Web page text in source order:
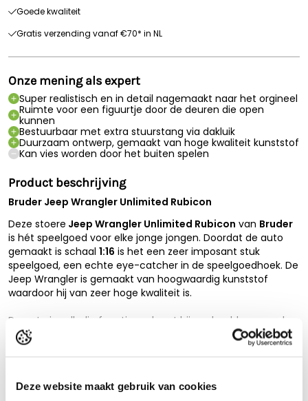
Deze website maakt gebruik van cookies
Goede kwaliteit
Gratis verzending vanaf €70* in NL
Onze mening als expert
Super realistisch en in detail nagemaakt naar het orgineel
Ruimte voor een figuurtje door de deuren die open
kunnen
Bestuurbaar met extra stuurstang via dakluik
Duurzaam ontwerp, gemaakt van hoge kwaliteit kunststof
Kan vies worden door het buiten spelen
Product beschrijving
Bruder Jeep Wrangler Unlimited Rubicon
Deze stoere Jeep Wrangler Unlimited Rubicon van Bruder
is hét speelgoed voor elke jonge jongen. Doordat de auto
gemaakt is schaal 1:16 is het een zeer imposant stuk
speelgoed, een echte eye-catcher in de speelgoedhoek. De
Jeep Wrangler is gemaakt van hoogwaardig kunststof
waardoor hij van zeer hoge kwaliteit is.
De auto is volledig functioneel met bijvoorbeeld openende
deuren, een werkend stuur en ook het dak kan eraf. Achter
de auto is het mogelijk verschillende trailers van Bruder te
Lees de volledige beschrijving